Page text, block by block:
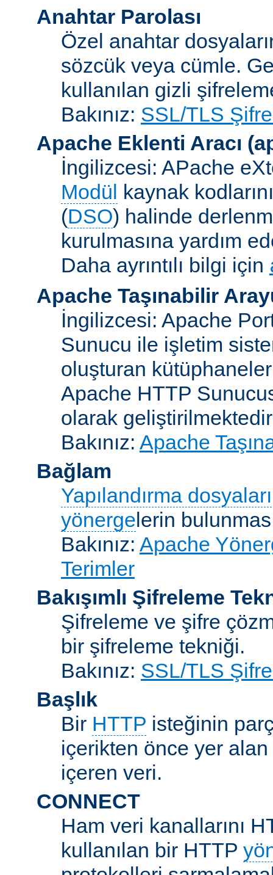
Anahtar Parolası
Özel anahtar
sözcük veya cümle.
kullanılan gizli
Bakınız: SSL/TLS
Apache Eklenti Aracı
İngilizcesi: APache
Modül kaynak
(DSO) halinde
kurulmasına yardım
Daha ayrıntılı bilgi için
Apache Taşınabilir
İngilizcesi: Apache
Sunucu ile işletim
oluşturan
Apache HTTP
olarak
Bakınız: Apache
Bağlam
Yapılandırma dosyaları
yönergelerin
Bakınız: Apache
Terimler
Bakışımlı Şifreleme
Şifreleme ve şifre
bir şifreleme tekniği.
Bakınız: SSL/TLS
Başlık
Bir HTTP isteğinin
içerikten önce yer
içeren veri.
CONNECT
Ham veri kanallarını
kullanılan bir HTTP